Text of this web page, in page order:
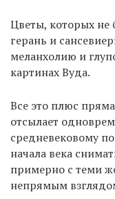
Цветы, которых не
герань и
меланхолию и
картинах Вуда.
Все это плюс
отсылает
средневековому
начала века
примерно с теми
непрямым